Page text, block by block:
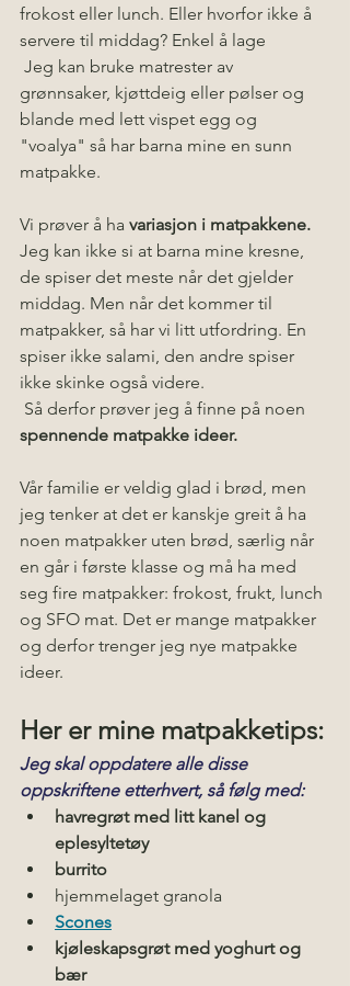
frokost eller lunch. Eller hvorfor ikke å
servere til middag? Enkel å lage
grønnsaker, kjøttdeig eller pølser og
blande med lett vispet egg og
"voalya" så har barna mine en sunn
matpakke.
Vi prøver å ha variasjon i matpakkene.
Jeg kan ikke si at barna mine kresne,
de spiser det meste når det gjelder
middag. Men når det kommer til
matpakker, så har vi litt utfordring. En
spiser ikke salami, den andre spiser
ikke skinke også videre.
Så derfor prøver jeg å finne på noen
spennende matpakke ideer.
Vår familie er veldig glad i brød, men
jeg tenker at det er kanskje greit å ha
noen matpakker uten brød, særlig når
en går i første klasse og må ha med
seg fire matpakker: frokost, frukt, lunch
og SFO mat. Det er mange matpakker
og derfor trenger jeg nye matpakke
ideer.
Her er mine matpakketips:
Jeg skal oppdatere alle disse
oppskriftene etterhvert, så følg med:
havregrøt med litt kanel og
eplesyltetøy
burrito
hjemmelaget granola
Scones
kjøleskapsgrøt med yoghurt og
bær